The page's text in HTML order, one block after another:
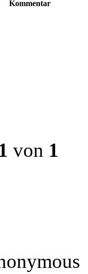
Kommentar
1 von 1